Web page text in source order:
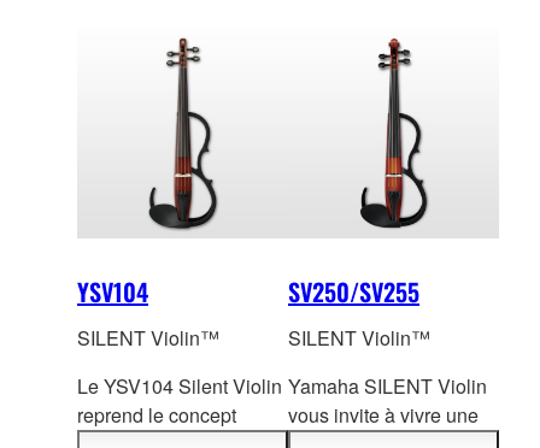
YSV104
SILENT Violin™
Le YSV104 Silent Violin
reprend le concept
SV250/SV255
SILENT Violin™
Yamaha SILENT Violin
vous invite à vivre une